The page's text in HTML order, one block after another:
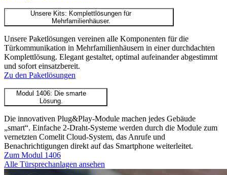
Unsere Kits: Komplettlösungen für
Mehrfamilienhäuser.
Unsere Paketlösungen vereinen alle Komponenten für die
Türkommunikation in Mehrfamilienhäusern in einer durchdachten
Komplettlösung. Elegant gestaltet, optimal aufeinander abgestimmt
und sofort einsatzbereit.
Zu den Paketlösungen
Modul 1406: Die smarte
Lösung.
Die innovativen Plug&Play-Module machen jedes Gebäude
„smart“. Einfache 2-Draht-Systeme werden durch die Module zum
vernetzten Comelit Cloud-System, das Anrufe und
Benachrichtigungen direkt auf das Smartphone weiterleitet.
Zum Modul 1406
Alle Türsprechanlagen ansehen